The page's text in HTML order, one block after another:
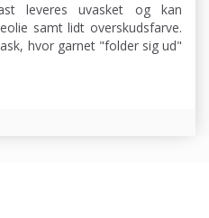
leveres uvasket og kan
samt lidt overskudsfarve.
hvor garnet "folder sig ud"